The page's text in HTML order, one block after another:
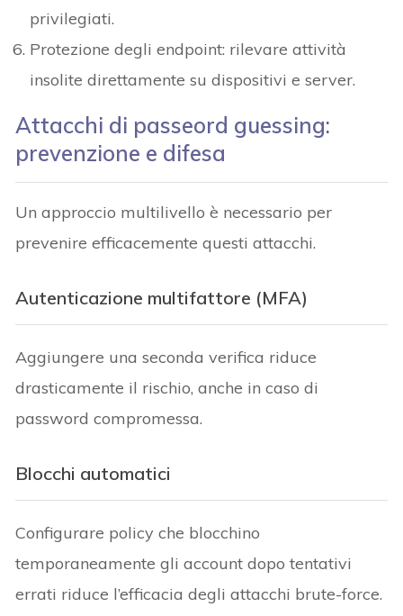
privilegiati.
Protezione degli endpoint: rilevare attività
insolite direttamente su dispositivi e server.
Attacchi di passeord guessing:
prevenzione e difesa
Un approccio multilivello è necessario per
prevenire efficacemente questi attacchi.
Autenticazione multifattore (MFA)
Aggiungere una seconda verifica riduce
drasticamente il rischio, anche in caso di
password compromessa.
Blocchi automatici
Configurare policy che blocchino
temporaneamente gli account dopo tentativi
errati riduce l’efficacia degli attacchi brute-force.